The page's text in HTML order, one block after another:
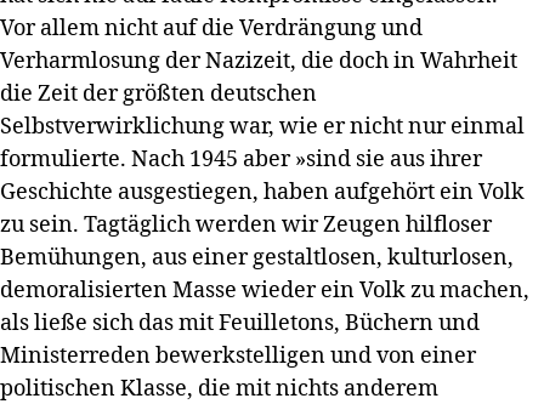
Vor allem nicht auf die Verdrängung und
Verharmlosung der Nazizeit, die doch in Wahrheit
die Zeit der größten deutschen
Selbstverwirklichung war, wie er nicht nur einmal
formulierte. Nach 1945 aber »sind sie aus ihrer
Geschichte ausgestiegen, haben aufgehört ein Volk
zu sein. Tagtäglich werden wir Zeugen hilfloser
Bemühungen, aus einer gestaltlosen, kulturlosen,
demoralisierten Masse wieder ein Volk zu machen,
als ließe sich das mit Feuilletons, Büchern und
Ministerreden bewerkstelligen und von einer
politischen Klasse, die mit nichts anderem